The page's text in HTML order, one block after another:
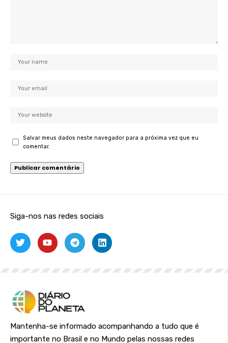
Salvar meus dados neste navegador para a próxima vez que eu
comentar.
Siga-nos nas redes sociais
Mantenha-se informado acompanhando a tudo que é
importante no Brasil e no Mundo pelas nossas redes